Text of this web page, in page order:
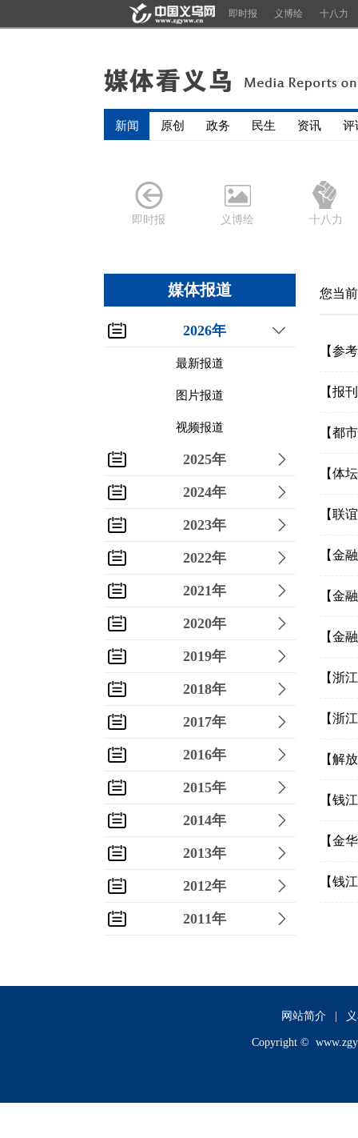
即时报 义博绘 十八力
新闻 原创 政务 民生 资讯 评
即时报 义博绘 十八力
媒体报道
2026年
最新报道
图片报道
视频报道
2025年
2024年
2023年
2022年
2021年
2020年
2019年
2018年
2017年
2016年
2015年
2014年
2013年
2012年
2011年
2009年
您当
【参
【报
【都
【体
【联
【金
【金
【金
【浙
【浙
【解
【钱
【金
【钱
网站简介
Copyright ©